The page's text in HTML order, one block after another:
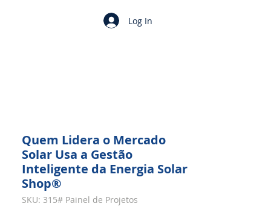
Log In
Quem Lidera o Mercado
Solar Usa a Gestão
Inteligente da Energia Solar
Shop®
SKU: 315# Painel de Projetos